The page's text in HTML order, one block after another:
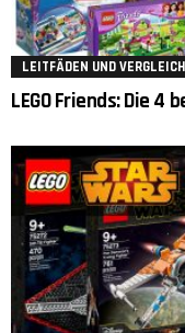
LEITFÄDEN UND
LEGO Friends: Die